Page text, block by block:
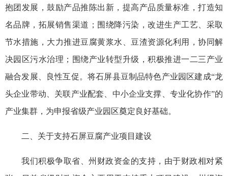
抱团发展，鼓励产品推陈出新，提高产品质量标准，打造知
名品牌，拓展销售渠道；围绕降污染，改进生产工艺、采取
节水措施，大力推进豆腐黄浆水、豆渣资源化利用，协同解
决园区污水治理；围绕产业转型升级，积极推进一二三产业
融合发展、良性互促。将石屏县豆制品特色产业园区建成“龙
头企业带动、关联产业配套、中小企业支撑、专业化协作”的
产业集群，为申报省级产业园区奠定良好基础。
二、关于支持石屏豆腐产业项目建设
我们积极争取省、州财政资金的支持，由于财政相对紧